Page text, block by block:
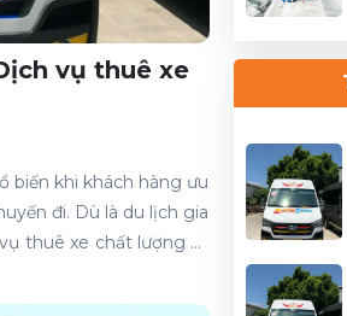
vụ thuê xe
biến khi khách hàng ưu
đi. Dù là du lịch gia
thuê xe chất lượng sẽ
là trải nghiệm dịch vụ –